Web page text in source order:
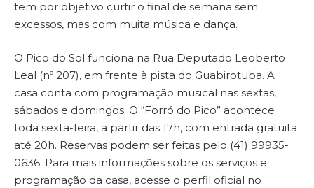
tem por objetivo curtir o final de semana sem
excessos, mas com muita música e dança.
O Pico do Sol funciona na Rua Deputado Leoberto
Leal (nº 207), em frente à pista do Guabirotuba. A
casa conta com programação musical nas sextas,
sábados e domingos. O “Forró do Pico” acontece
toda sexta-feira, a partir das 17h, com entrada gratuita
até 20h. Reservas podem ser feitas pelo (41) 99935-
0636. Para mais informações sobre os serviços e
programação da casa, acesse o perfil oficial no